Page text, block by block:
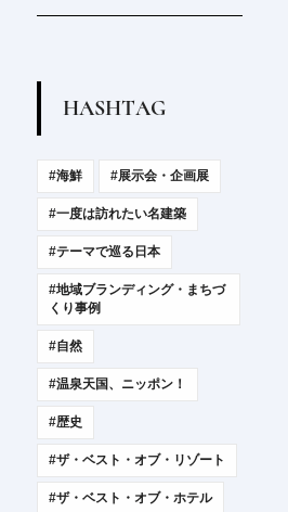
HASHTAG
#海鮮 #展示会・企画展
#一度は訪れたい名建築
#テーマで巡る日本
#地域ブランディング・まちづ
くり事例
#自然
#温泉天国、ニッポン！
#歴史
#ザ・ベスト・オブ・リゾート
#ザ・ベスト・オブ・ホテル